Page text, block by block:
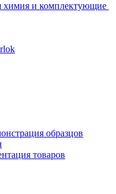
химия и комплектующие
образцов
товаров